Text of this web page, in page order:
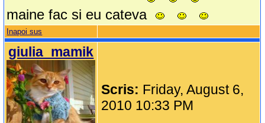
maine fac si eu cateva
Inapoi sus
giulia_mamik
Scris: Friday, August 6,
2010 10:33 PM